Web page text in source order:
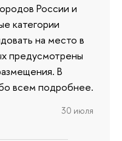
России и
категории
на место в
предусмотрены
В
всем подробнее.
30 июля